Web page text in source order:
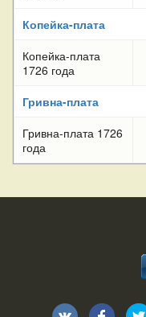
Копейка-плата
Копейка-плата
1726 года
Гривна-плата
Гривна-плата 1726
года